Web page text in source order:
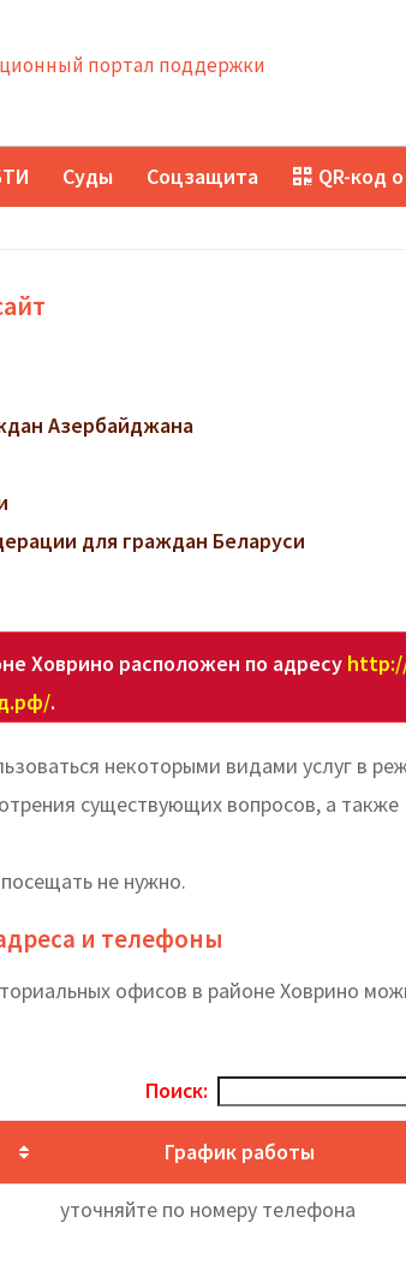
портал поддержки
Суды Соцзащита QR-код
Азербайджана
для граждан Беларуси
Ховрино расположен по адресу
.
некоторыми видами услуг в
существующих вопросов, а также
не нужно.
и телефоны
офисов в районе Ховрино
Поиск:
График работы
уточняйте по номеру телефона